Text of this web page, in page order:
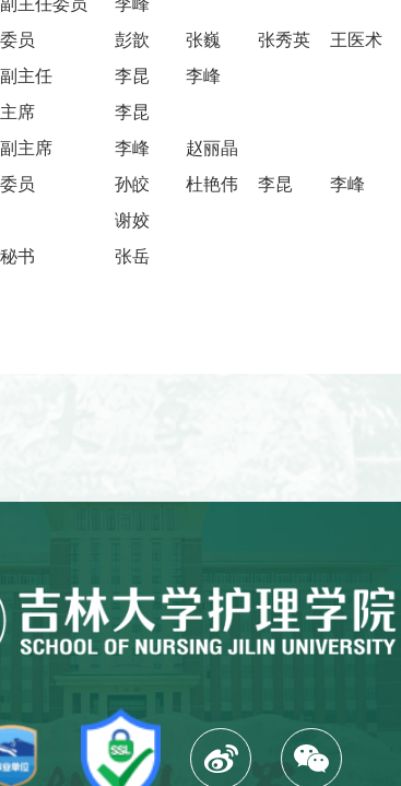
委员
彭歆 张巍 张秀英 王医术
副主任
李昆
李峰
主席
李昆
副主席
李峰
赵丽晶
委员
孙皎 杜艳伟 李昆 李峰
谢姣
秘书
张岳